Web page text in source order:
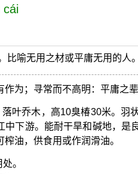
cái
比喻无用之材或平庸无用的人
作为；寻常而不高明：平庸之
落叶乔木，高10臭椿30米。
中下游。能耐干旱和碱地，是
油，供食用或作润滑油。
。